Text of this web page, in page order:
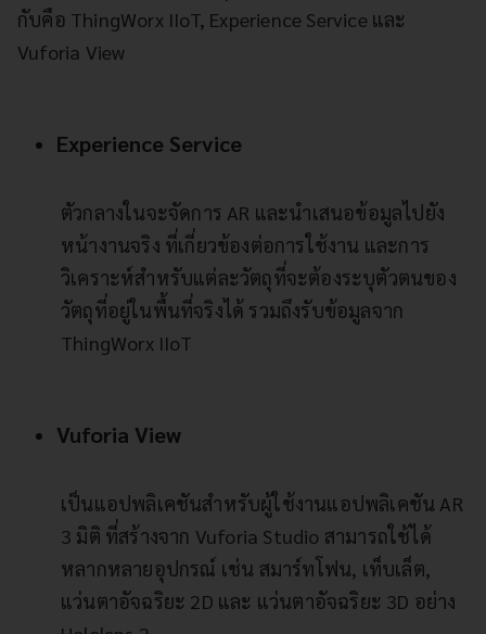
กับคือ ThingWorx IIoT, Experience Service และ
Vuforia View
Experience Service
ตัวกลางในจะจัดการ AR และนำเสนอข้อมูลไปยัง
หน้างานจริง ที่เกี่ยวข้องต่อการใช้งาน และการ
วิเคราะห์สำหรับแต่ละวัตถุที่จะต้องระบุตัวตนของ
วัตถุที่อยู่ในพื้นที่จริงได้ รวมถึงรับข้อมูลจาก
ThingWorx IIoT
Vuforia View
เป็นแอปพลิเคชันสำหรับผู้ใช้งานแอปพลิเคชัน AR
3 มิติ ที่สร้างจาก Vuforia Studio สามารถใช้ได้
หลากหลายอุปกรณ์ เช่น สมาร์ทโฟน, เท็บเล็ต,
แว่นตาอัจฉริยะ 2D และ แว่นตาอัจฉริยะ 3D อย่าง